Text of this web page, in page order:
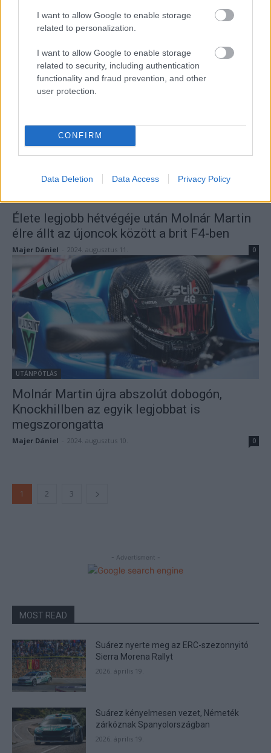
I want to allow Google to enable storage
related to personalization.
I want to allow Google to enable storage
related to security, including authentication
functionality and fraud prevention, and other
user protection.
CONFIRM
Data Deletion Data Access Privacy Policy
F4-ben
Majer Dániel 2024. augusztus 23.
Élete legjobb hétvégéje után Molnár Martin
élre állt az újoncok között a brit F4-ben
Majer Dániel 2024. augusztus 11. 0
UTÁNPÓTLÁS
Molnár Martin újra abszolút dobogón,
Knockhillben az egyik legjobbat is
megszorongatta
Majer Dániel 2024. augusztus 10. 0
1 2 3
- Advertisment -
MOST READ
Suárez nyerte meg az ERC-szezonnyitó
Sierra Morena Rallyt
2026. április 19.
Suárez kényelmesen vezet, Németék
zárkóznak Spanyolországban
2026. április 19.